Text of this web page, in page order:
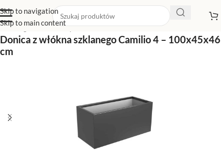
Skip to navigation
Skip to main content
Strona główna/Sklep z donicami/Donice czerwone
Donica z włókna szklanego Camilio 4 – 100x45x46
cm